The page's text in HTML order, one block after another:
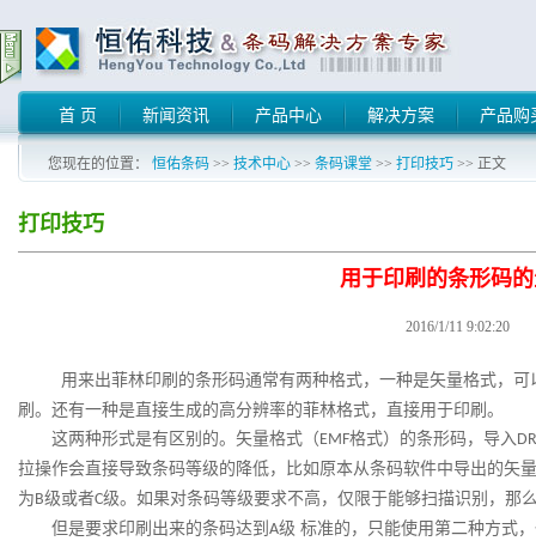
首 页 新闻资讯 产品中心 解决方案 产品购
您现在的位置： 恒佑条码 >> 技术中心 >> 条码课堂 >> 打印技巧 >> 正文
打印技巧
用于印刷的条形码
2016/1/11 9:02:20
用来出菲林印刷的条形码通常有两种格式，一种是矢量格式，可
刷。还有一种是直接生成的高分辨率的菲林格式，直接用于印刷。
这两种形式是有区别的。矢量格式（EMF格式）的条形码，导入DR
拉操作会直接导致条码等级的降低，比如原本从条码软件中导出的矢
为B级或者C级。如果对条码等级要求不高，仅限于能够扫描识别，那
但是要求印刷出来的条码达到 A级 标准的，只能使用第二种方式